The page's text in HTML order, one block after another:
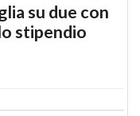
su due con
stipendio